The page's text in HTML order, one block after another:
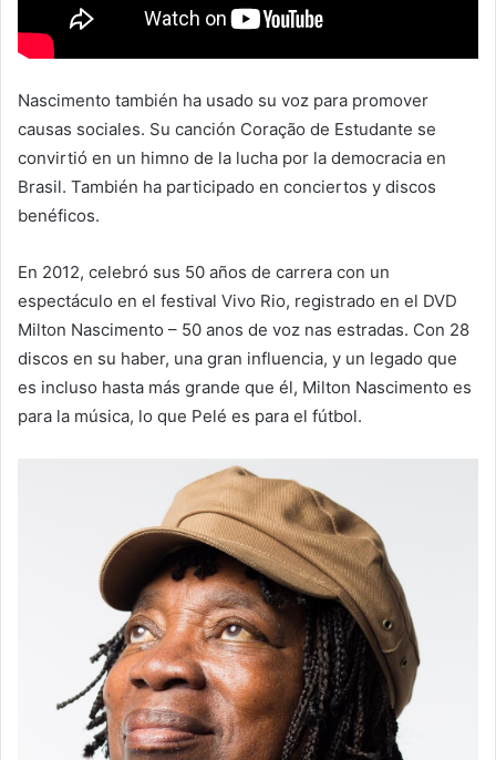
Nascimento también ha usado su voz para promover
causas sociales. Su canción Coração de Estudante se
convirtió en un himno de la lucha por la democracia en
Brasil. También ha participado en conciertos y discos
benéficos.
En 2012, celebró sus 50 años de carrera con un
espectáculo en el festival Vivo Rio, registrado en el DVD
Milton Nascimento – 50 anos de voz nas estradas. Con 28
discos en su haber, una gran influencia, y un legado que
es incluso hasta más grande que él, Milton Nascimento es
para la música, lo que Pelé es para el fútbol.